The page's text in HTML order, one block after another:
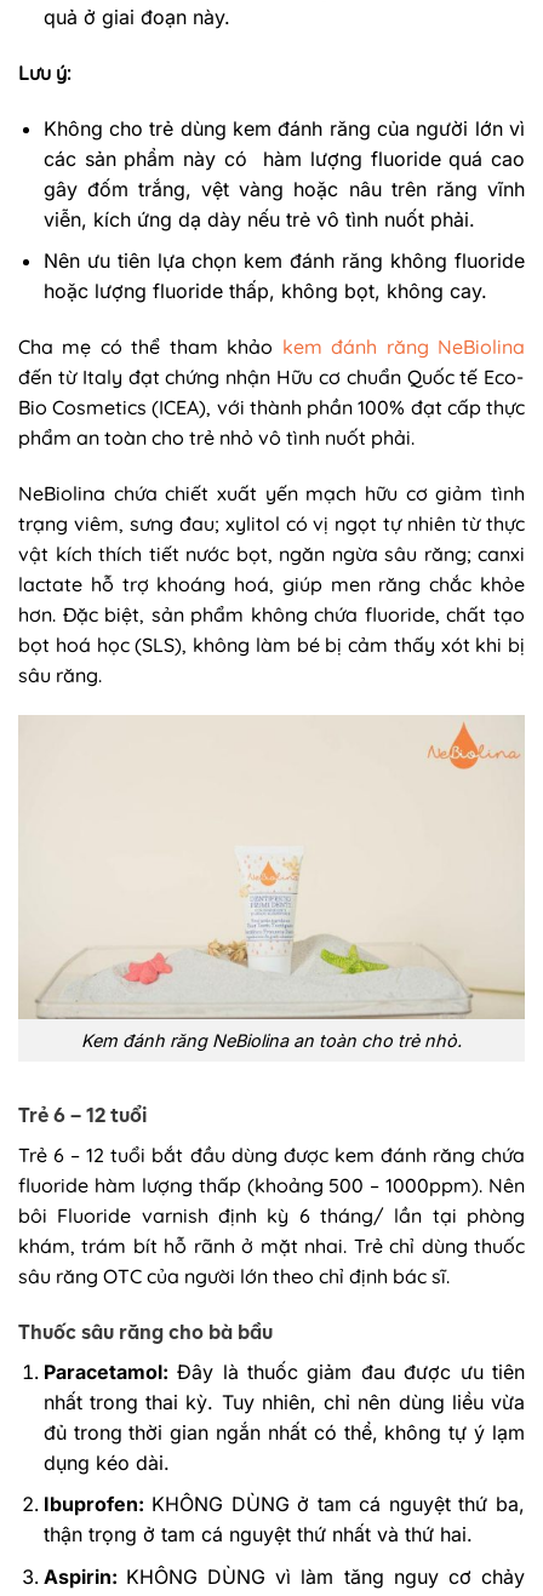
quả ở giai đoạn này.
Lưu ý:
Không cho trẻ dùng kem đánh răng của người lớn vì
các sản phẩm này có hàm lượng fluoride quá cao
gây đốm trắng, vệt vàng hoặc nâu trên răng vĩnh
viễn, kích ứng dạ dày nếu trẻ vô tình nuốt phải.
Nên ưu tiên lựa chọn kem đánh răng không fluoride
hoặc lượng fluoride thấp, không bọt, không cay.
Cha mẹ có thể tham khảo kem đánh răng NeBiolina
đến từ Italy đạt chứng nhận Hữu cơ chuẩn Quốc tế Eco-
Bio Cosmetics (ICEA), với thành phần 100% đạt cấp thực
phẩm an toàn cho trẻ nhỏ vô tình nuốt phải.
NeBiolina chứa chiết xuất yến mạch hữu cơ giảm tình
trạng viêm, sưng đau; xylitol có vị ngọt tự nhiên từ thực
vật kích thích tiết nước bọt, ngăn ngừa sâu răng; canxi
lactate hỗ trợ khoáng hoá, giúp men răng chắc khỏe
hơn. Đặc biệt, sản phẩm không chứa fluoride, chất tạo
bọt hoá học (SLS), không làm bé bị cảm thấy xót khi bị
sâu răng.
Kem đánh răng NeBiolina an toàn cho trẻ nhỏ.
Trẻ 6 – 12 tuổi
Trẻ 6 – 12 tuổi bắt đầu dùng được kem đánh răng chứa
fluoride hàm lượng thấp (khoảng 500 – 1000ppm). Nên
bôi Fluoride varnish định kỳ 6 tháng/ lần tại phòng
khám, trám bít hỗ rãnh ở mặt nhai. Trẻ chỉ dùng thuốc
sâu răng OTC của người lớn theo chỉ định bác sĩ.
Thuốc sâu răng cho bà bầu
Paracetamol: Đây là thuốc giảm đau được ưu tiên
nhất trong thai kỳ. Tuy nhiên, chỉ nên dùng liều vừa
đủ trong thời gian ngắn nhất có thể, không tự ý lạm
dụng kéo dài.
Ibuprofen: KHÔNG DÙNG ở tam cá nguyệt thứ ba,
thận trọng ở tam cá nguyệt thứ nhất và thứ hai.
Aspirin: KHÔNG DÙNG vì làm tăng nguy cơ chảy